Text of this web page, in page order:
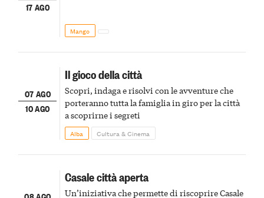
17 AGO
Mango
07 AGO
10 AGO
Il gioco della città
Scopri, indaga e risolvi con le avventure che
porteranno tutta la famiglia in giro per la città
a scoprirne i segreti
Alba Cultura & Cinema
Casale città aperta
Un’iniziativa che permette di riscoprire Casale